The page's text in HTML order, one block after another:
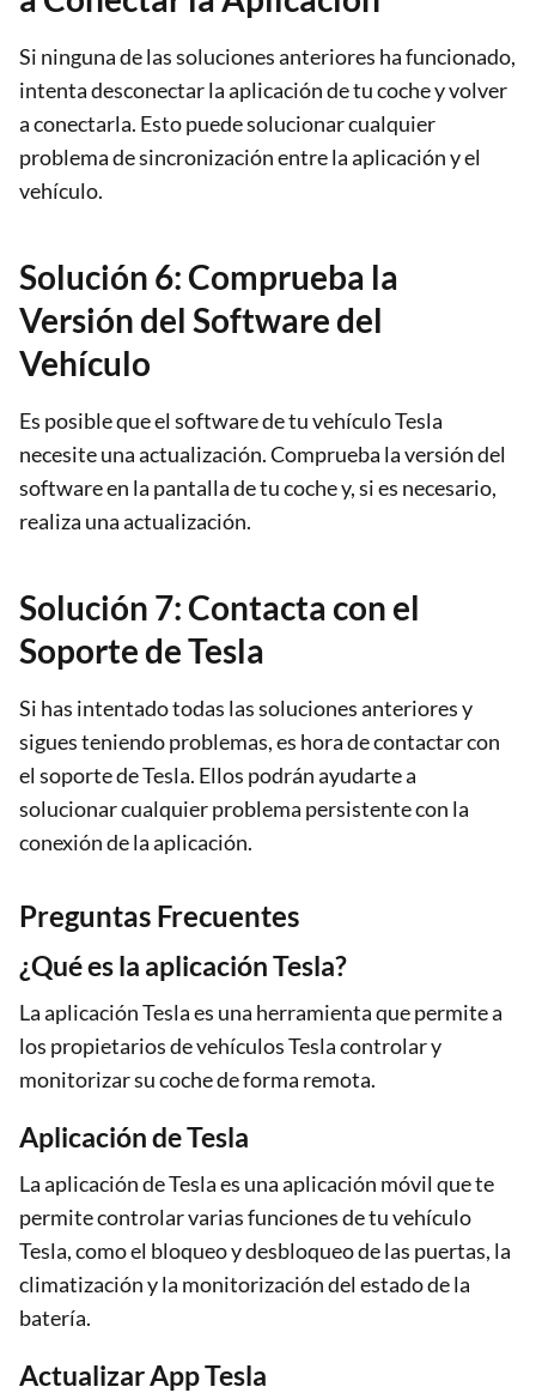
Si ninguna de las soluciones anteriores ha funcionado,
intenta desconectar la aplicación de tu coche y volver
a conectarla. Esto puede solucionar cualquier
problema de sincronización entre la aplicación y el
vehículo.
Solución 6: Comprueba la
Versión del Software del
Vehículo
Es posible que el software de tu vehículo Tesla
necesite una actualización. Comprueba la versión del
software en la pantalla de tu coche y, si es necesario,
realiza una actualización.
Solución 7: Contacta con el
Soporte de Tesla
Si has intentado todas las soluciones anteriores y
sigues teniendo problemas, es hora de contactar con
el soporte de Tesla. Ellos podrán ayudarte a
solucionar cualquier problema persistente con la
conexión de la aplicación.
Preguntas Frecuentes
¿Qué es la aplicación Tesla?
La aplicación Tesla es una herramienta que permite a
los propietarios de vehículos Tesla controlar y
monitorizar su coche de forma remota.
Aplicación de Tesla
La aplicación de Tesla es una aplicación móvil que te
permite controlar varias funciones de tu vehículo
Tesla, como el bloqueo y desbloqueo de las puertas, la
climatización y la monitorización del estado de la
batería.
Actualizar App Tesla